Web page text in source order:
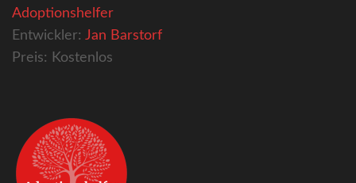
Adoptionshelfer
Entwickler: Jan Barstorf
Preis: Kostenlos